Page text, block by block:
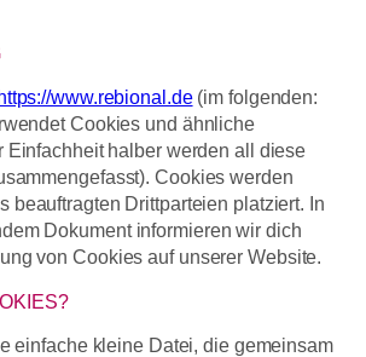
www.rebional.de(im folgenden:
Cookies und ähnliche
Einfachheit halber werden all diese
Cookies werden
beauftragten Drittparteien platziert. In
Dokument informieren wir dich
von Cookies auf unserer Website.
einfache kleine Datei, die gemeinsam